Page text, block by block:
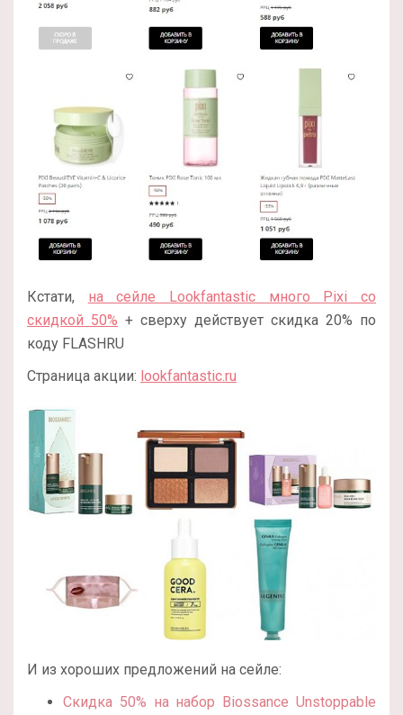
Кстати, на сейле Lookfantastic много Pixi со
скидкой 50% + сверху действует скидка 20% по
коду FLASHRU
Страница акции: lookfantastic.ru
И из хороших предложений на сейле:
Скидка 50% на набор Biossance Unstoppable